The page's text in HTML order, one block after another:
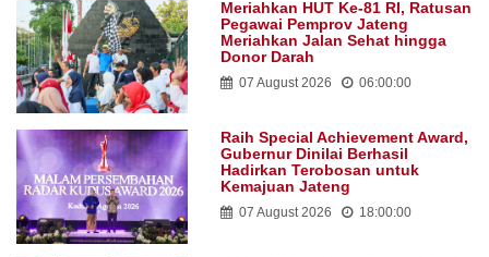
Meriahkan HUT Ke-81 RI, Ratusan
Pegawai Pemprov Jateng
Meriahkan Jalan Sehat hingga
Donor Darah
07 August 2026 06:00:00
Raih Special Achievement Award,
Gubernur Dinilai Berhasil
Hadirkan Terobosan untuk
Kemajuan Jateng
07 August 2026 18:00:00